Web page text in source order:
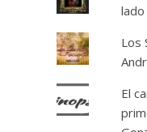
Los
El